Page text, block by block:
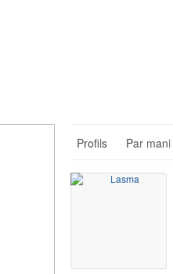
Profils Par mani